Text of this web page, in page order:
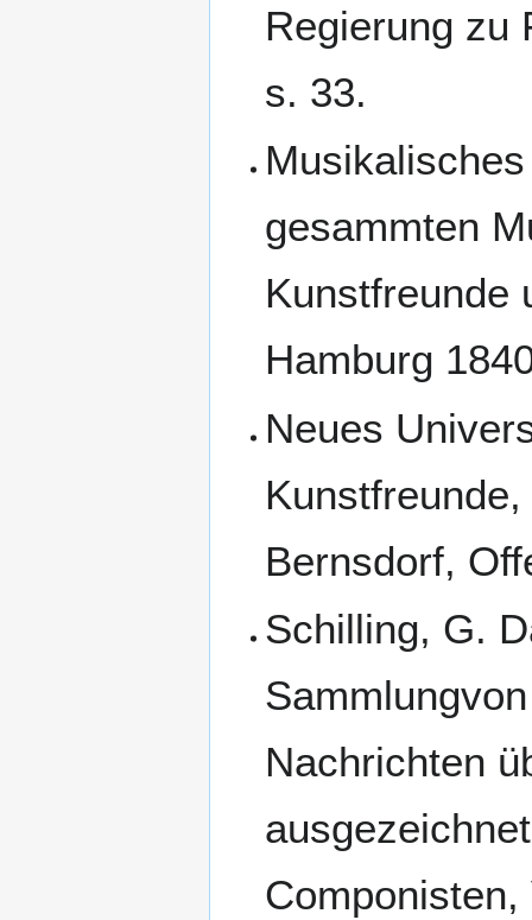
Regierung zu
s. 33.
gesammten
Kunstfreunde
Hamburg
Neues
Bernsdorf,
Schilling, G.
Nachrichten